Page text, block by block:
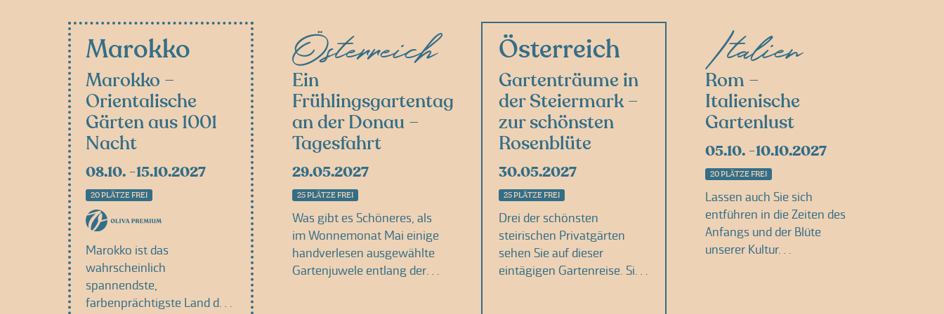
Marokko
Marokko –
Orientalische
Gärten aus 1001
Nacht
08.10. 15.10.2027
20 PLÄTZE FREI
Marokko ist das
wahrscheinlich
spannendste,
farbenprächtigste Land des
Österreich
Ein
Frühlingsgartentag
an der Donau –
Tagesfahrt
29.05.2027
25 PLÄTZE FREI
Was gibt es Schöneres, als
im Wonnemonat Mai einige
handverlesen ausgewählte
Gartenjuwele entlang der
Österreich
Gartenträume in
der Steiermark –
zur schönsten
Rosenblüte
30.05.2027
25 PLÄTZE FREI
Drei der schönsten
steirischen Privatgärten
sehen Sie auf dieser
eintägigen Gartenreise. Sie
Italien
Rom –
Italienische
Gartenlust
05.10. 10.10.2027
20 PLÄTZE FREI
Lassen auch Sie sich
entführen in die Zeiten des
Anfangs und der Blüte
unserer Kultur…